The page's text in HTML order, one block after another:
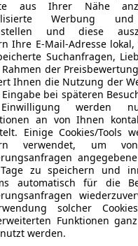
aus Ihrer Nähe
Werbung
und diese
Ihre E-Mail-Adresse
Suchanfragen,
der
Ihnen die Nutzung der
bei späteren
werden
an von Ihnen
Einige Cookies/Tools
verwendet, um
zu speichern und
automatisch für die
solcher
Funktionen
werden.